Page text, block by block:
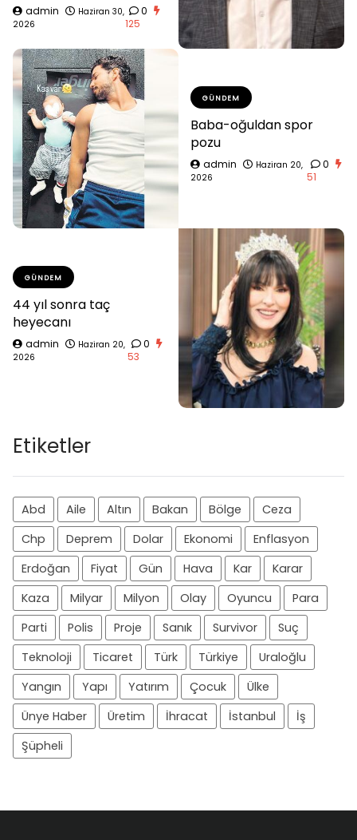
admin
Haziran 30,
2026
0
125
GÜNDEM
Baba-oğuldan spor
pozu
admin
Haziran 20,
2026
0
51
GÜNDEM
44 yıl sonra taç
heyecanı
admin
Haziran 20,
2026
0
53
Etiketler
Abd Aile Altın Bakan Bölge
Ceza
Chp
Deprem Dolar Ekonomi
Enflasyon
Erdoğan
Fiyat Gün Hava Kar
Karar
Kaza
Milyar Milyon Olay Oyuncu
Para
Parti
Polis Proje Sanık Survivor
Suç
Teknoloji
Ticaret Türk Türkiye
Uraloğlu
Yangın
Yapı Yatırım Çocuk
Ülke
Ünye Haber
Üretim İhracat İstanbul
İş
Şüpheli